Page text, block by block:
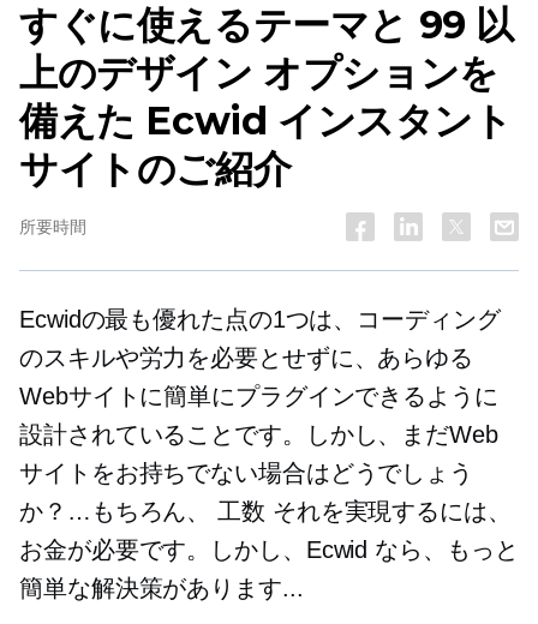
すぐに使えるテーマと 99 以
上のデザイン オプションを
備えた Ecwid インスタント
サイトのご紹介
所要時間
Ecwidの最も優れた点の1つは、コーディング
のスキルや労力を必要とせずに、あらゆる
Webサイトに簡単にプラグインできるように
設計されていることです。しかし、まだWeb
サイトをお持ちでない場合はどうでしょう
か？…もちろん、工数 それを実現するには、
お金が必要です。しかし、Ecwid なら、もっと
簡単な解決策があります...